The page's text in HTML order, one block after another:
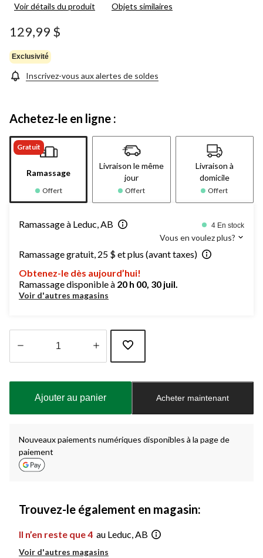
62
Voir détails du produit Objets similaires
129,99 $
Exclusivité
Inscrivez-vous aux alertes de soldes
Achetez-le en ligne :
Gratuit
Ramassage
Offert
Livraison le même
jour
Offert
Livraison à
domicile
Offert
Ramassage à Leduc, AB 4 En stock
Vous en voulez plus?
Ramassage gratuit, 25 $ et plus (avant taxes)
Obtenez-le dès aujourd’hui!
Ramassage disponible à 20 h 00, 30 juil.
Voir d'autres magasins
à
Ajouter au panier Acheter maintenant
Nouveaux paiements numériques disponibles à la page de
paiement
Trouvez-le également en magasin:
Il n’en reste que 4 au Leduc, AB
Voir d'autres magasins